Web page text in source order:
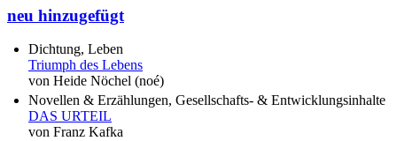
neu hinzugefügt
Dichtung, Leben
Triumph des Lebens
von Heide Nöchel (noé)
Novellen & Erzählungen, Gesellschafts- & Entwicklungsinhalte
DAS URTEIL
von Franz Kafka